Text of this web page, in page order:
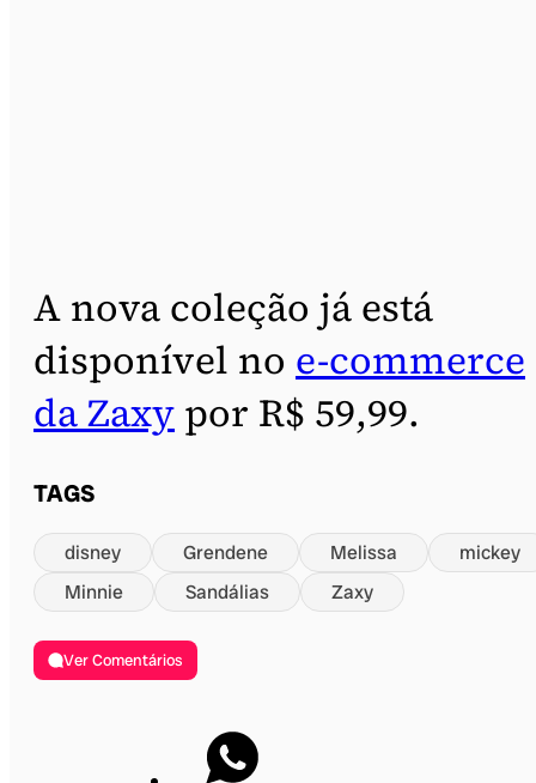
A nova coleção já está
disponível no e-commerce
da Zaxy por R$ 59,99.
TAGS
disney Grendene Melissa
mickey
Minnie
Sandálias Zaxy
Ver Comentários